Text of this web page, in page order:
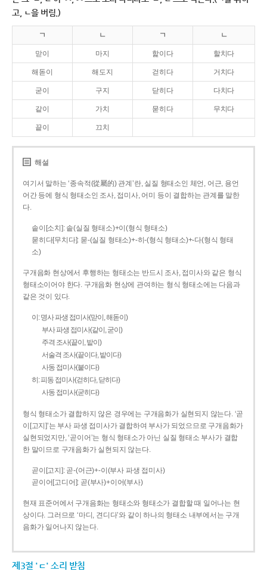
고, ㄴ을 버림.)
ㄱ ㄴ ㄱ ㄴ
맏이 마지 핥이다 할치다
해돋이 해도지 걷히다 거치다
굳이 구지 닫히다 다치다
같이 가치 묻히다 무치다
끝이 끄치
해설
여기서 말하는 ‘종속적(從屬的) 관계’란, 실질 형태소인 체언, 어근, 용언
어간 등에 형식 형태소인 조사, 접미사, 어미 등이 결합하는 관계를 말한
다.
솥이[소치]: 솥(실질 형태소)+이(형식 형태소)
묻히다[무치다]: 묻­-(실질 형태소)+­-히­-(형식 형태소)+-다(형식 형태
소)
구개음화 현상에서 후행하는 형태소는 반드시 조사, 접미사와 같은 형식
형태소이어야 한다. 구개음화 현상에 관여하는 형식 형태소에는 다음과
같은 것이 있다.
이: 명사 파생 접미사(맏이, 해돋이)
부사 파생 접미사(같이, 굳이)
주격 조사(끝이, 밭이)
서술격 조사(끝이다, 밭이다)
사동 접미사(붙이다)
히: 피동 접미사(걷히다, 닫히다)
사동 접미사(굳히다)
형식 형태소가 결합하지 않은 경우에는 구개음화가 실현되지 않는다. ‘곧
이[고지]’는 부사 파생 접미사가 결합하여 부사가 되었으므로 구개음화가
실현되었지만, ‘곧이어’는 형식 형태소가 아닌 실질 형태소 부사가 결합
한 말이므로 구개음화가 실현되지 않는다.
곧이[고지]: 곧-­(어근)+­-이(부사 파생 접미사)
곧이어[고디어]: 곧(부사)+이어(부사)
현재 표준어에서 구개음화는 형태소와 형태소가 결합할 때 일어나는 현
상이다. 그러므로 ‘마디, 견디다’와 같이 하나의 형태소 내부에서는 구개
음화가 일어나지 않는다.
제3절 'ㄷ' 소리 받침